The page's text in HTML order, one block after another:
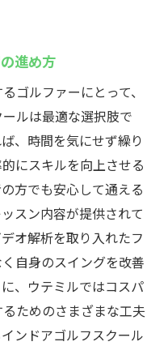
進め方
ゴルファーにとって、
ルは最適な選択肢で
、時間を気にせず繰り
にスキルを向上させる
方でも安心して通える
スン内容が提供されて
オ解析を取り入れたフ
自身のスイングを改善
、ウテミルではコスパ
ためのさまざまな工夫
ンドアゴルフスクール